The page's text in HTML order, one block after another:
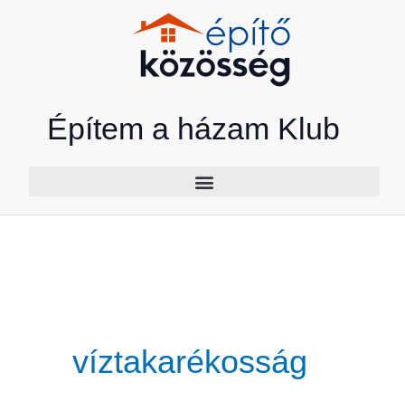
Építem a házam Klub
víztakarékosság